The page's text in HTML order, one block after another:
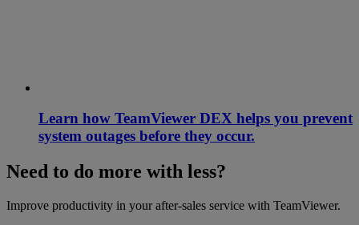
Learn how TeamViewer DEX helps you prevent
system outages before they occur.
Need to do more with less?
Improve productivity in your after-sales service with TeamViewer.